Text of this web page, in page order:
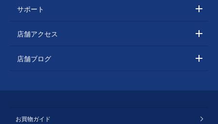
サポート
店舗アクセス
店舗ブログ
お買物ガイド